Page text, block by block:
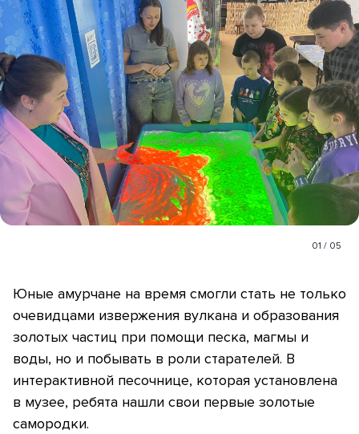
01 / 05
Юные амурчане на время смогли стать не только
очевидцами извержения вулкана и образования
золотых частиц при помощи песка, магмы и
воды, но и побывать в роли старателей. В
интерактивной песочнице, которая установлена
в музее, ребята нашли свои первые золотые
самородки.